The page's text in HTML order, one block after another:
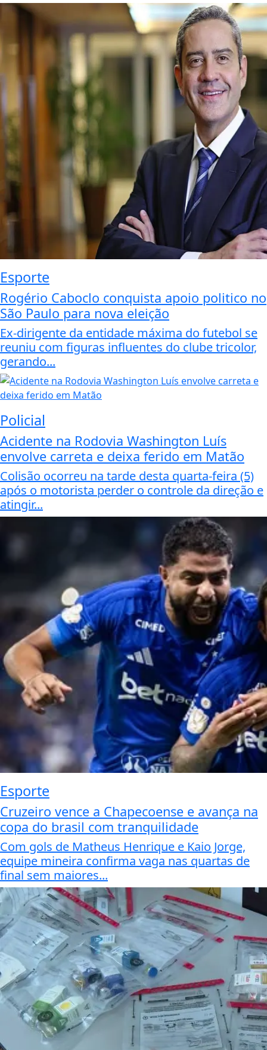
Esporte
Rogério Caboclo conquista apoio politico no
São Paulo para nova eleição
Ex-dirigente da entidade máxima do futebol se
reuniu com figuras influentes do clube tricolor,
gerando...
Policial
Acidente na Rodovia Washington Luís
envolve carreta e deixa ferido em Matão
Colisão ocorreu na tarde desta quarta-feira (5)
após o motorista perder o controle da direção e
atingir...
Esporte
Cruzeiro vence a Chapecoense e avança na
copa do brasil com tranquilidade
Com gols de Matheus Henrique e Kaio Jorge,
equipe mineira confirma vaga nas quartas de
final sem maiores...